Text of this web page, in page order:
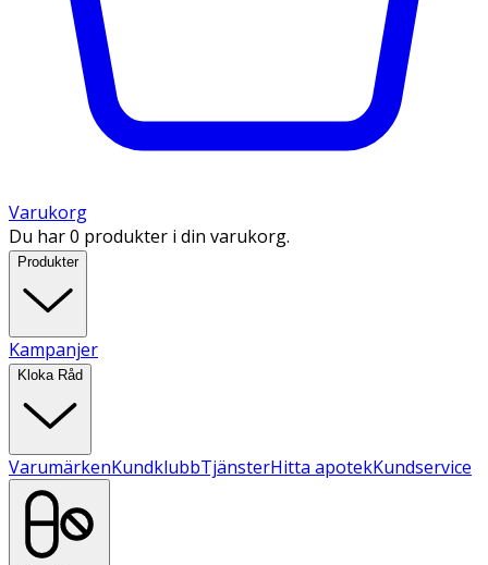
Varukorg
Du har 0 produkter i din varukorg.
Produkter
Kampanjer
Kloka Råd
VarumärkenKundklubbTjänsterHitta apotekKundservice